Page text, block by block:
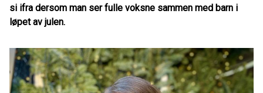
si ifra dersom man ser fulle voksne sammen med barn i
løpet av julen.